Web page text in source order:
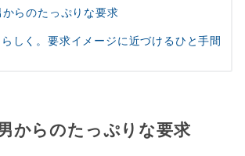
らのたっぷりな要求
しく。要求イメージに近づけるひと手間
からのたっぷりな要求